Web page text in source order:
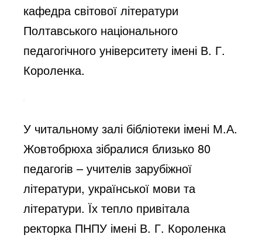
кафедра світової літератури
Полтавського національного
педагогічного університету імені В. Г.
Короленка.
У читальному залі бібліотеки імені М.А.
Жовтобрюха зібралися близько 80
педагогів – учителів зарубіжної
літератури, української мови та
літератури. Їх тепло привітала
ректорка ПНПУ імені В. Г. Короленка